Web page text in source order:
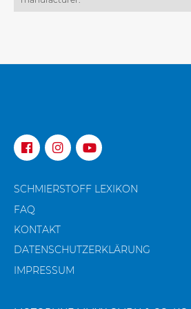
SCHMIERSTOFF LEXIKON
FAQ
KONTAKT
DATENSCHUTZ­ERKLÄRUNG
IMPRESSUM